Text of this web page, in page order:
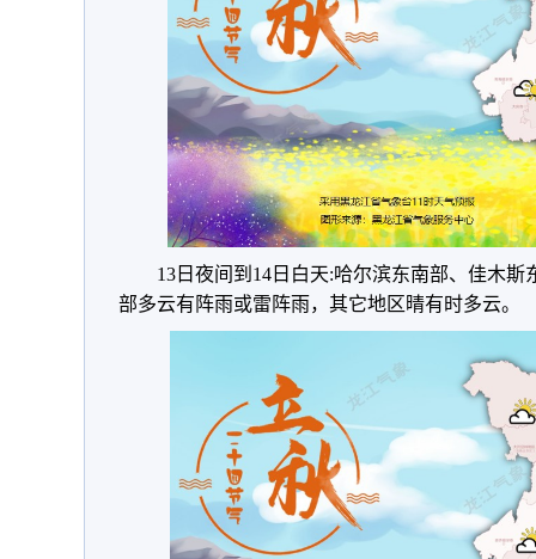
13日夜间到14日白天:哈尔滨东南部、佳木
部多云有阵雨或雷阵雨，其它地区晴有时多云。